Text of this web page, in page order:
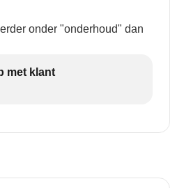
onder "onderhoud" dan
met klant